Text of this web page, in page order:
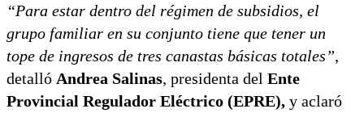
“Para estar dentro del régimen de subsidios, el
grupo familiar en su conjunto tiene que tener un
tope de ingresos de tres canastas básicas totales”,
detalló Andrea Salinas, presidenta del Ente
Provincial Regulador Eléctrico (EPRE), y aclaró